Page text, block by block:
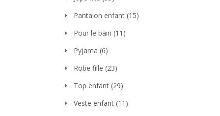
Pantalon enfant (15)
Pour le bain (11)
Pyjama (6)
Robe fille (23)
Top enfant (29)
Veste enfant (11)